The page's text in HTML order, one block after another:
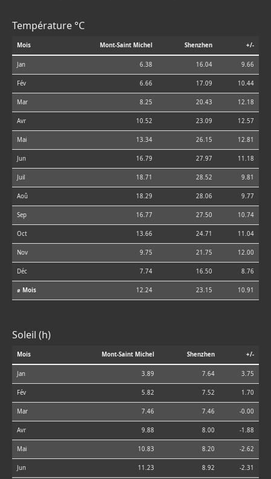
Température °C
Mois Mont-Saint Michel Shenzhen +/-
Jan 6.38 16.04 9.66
Fév 6.66 17.09 10.44
Mar 8.25 20.43 12.18
Avr 10.52 23.09 12.57
Mai 13.34 26.15 12.81
Jun 16.79 27.97 11.18
Juil 18.71 28.52 9.81
Aoû 18.29 28.06 9.77
Sep 16.77 27.50 10.74
Oct 13.66 24.71 11.04
Nov 9.75 21.75 12.00
Déc 7.74 16.50 8.76
⌀ Mois 12.24 23.15 10.91
Soleil (h)
Mois Mont-Saint Michel Shenzhen +/-
Jan 3.89 7.64 3.75
Fév 5.82 7.52 1.70
Mar 7.46 7.46 -0.00
Avr 9.88 8.00 -1.88
Mai 10.83 8.20 -2.62
Jun 11.23 8.92 -2.31